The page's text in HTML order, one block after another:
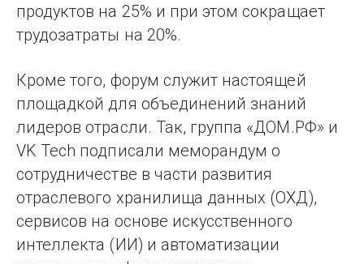
продуктов на 25% и при этом сокращает
трудозатраты на 20%.
Кроме того, форум служит настоящей
площадкой для объединений знаний
лидеров отрасли. Так, группа «ДОМ.РФ» и
VK Tech подписали меморандум о
сотрудничестве в части развития
отраслевого хранилища данных (ОХД),
сервисов на основе искусственного
интеллекта (ИИ) и автоматизации